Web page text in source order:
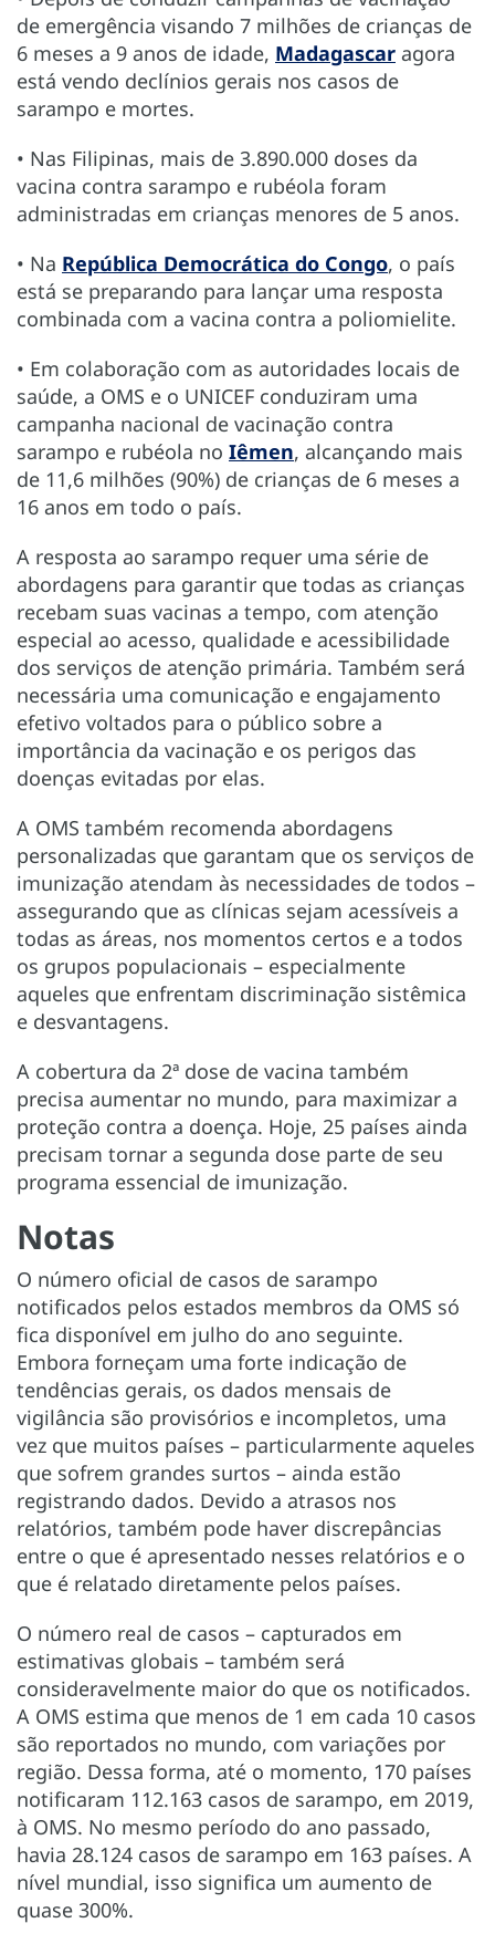
de emergência visando 7 milhões de crianças de
6 meses a 9 anos de idade, Madagascar agora
está vendo declínios gerais nos casos de
sarampo e mortes.
• Nas Filipinas, mais de 3.890.000 doses da
vacina contra sarampo e rubéola foram
administradas em crianças menores de 5 anos.
• Na República Democrática do Congo, o país
está se preparando para lançar uma resposta
combinada com a vacina contra a poliomielite.
• Em colaboração com as autoridades locais de
saúde, a OMS e o UNICEF conduziram uma
campanha nacional de vacinação contra
sarampo e rubéola no Iêmen, alcançando mais
de 11,6 milhões (90%) de crianças de 6 meses a
16 anos em todo o país.
A resposta ao sarampo requer uma série de
abordagens para garantir que todas as crianças
recebam suas vacinas a tempo, com atenção
especial ao acesso, qualidade e acessibilidade
dos serviços de atenção primária. Também será
necessária uma comunicação e engajamento
efetivo voltados para o público sobre a
importância da vacinação e os perigos das
doenças evitadas por elas.
A OMS também recomenda abordagens
personalizadas que garantam que os serviços de
imunização atendam às necessidades de todos –
assegurando que as clínicas sejam acessíveis a
todas as áreas, nos momentos certos e a todos
os grupos populacionais – especialmente
aqueles que enfrentam discriminação sistêmica
e desvantagens.
A cobertura da 2ª dose de vacina também
precisa aumentar no mundo, para maximizar a
proteção contra a doença. Hoje, 25 países ainda
precisam tornar a segunda dose parte de seu
programa essencial de imunização.
Notas
O número oficial de casos de sarampo
notificados pelos estados membros da OMS só
fica disponível em julho do ano seguinte.
Embora forneçam uma forte indicação de
tendências gerais, os dados mensais de
vigilância são provisórios e incompletos, uma
vez que muitos países – particularmente aqueles
que sofrem grandes surtos – ainda estão
registrando dados. Devido a atrasos nos
relatórios, também pode haver discrepâncias
entre o que é apresentado nesses relatórios e o
que é relatado diretamente pelos países.
O número real de casos – capturados em
estimativas globais – também será
consideravelmente maior do que os notificados.
A OMS estima que menos de 1 em cada 10 casos
são reportados no mundo, com variações por
região. Dessa forma, até o momento, 170 países
notificaram 112.163 casos de sarampo, em 2019,
à OMS. No mesmo período do ano passado,
havia 28.124 casos de sarampo em 163 países. A
nível mundial, isso significa um aumento de
quase 300%.